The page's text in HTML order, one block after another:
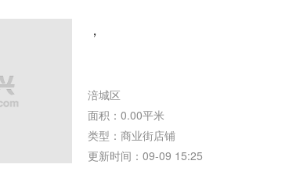
，
涪城区
面积：0.00平米
类型：商业街店铺
更新时间：09-09 15:25